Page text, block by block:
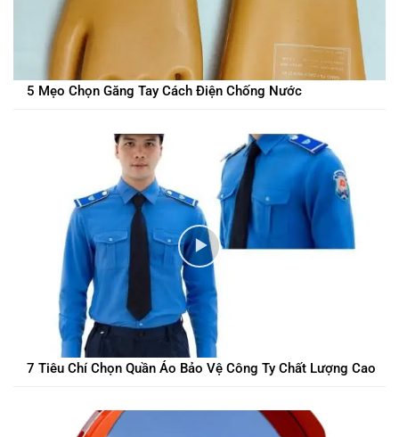
5 Mẹo Chọn Găng Tay Cách Điện Chống Nước
7 Tiêu Chí Chọn Quần Áo Bảo Vệ Công Ty Chất Lượng Cao